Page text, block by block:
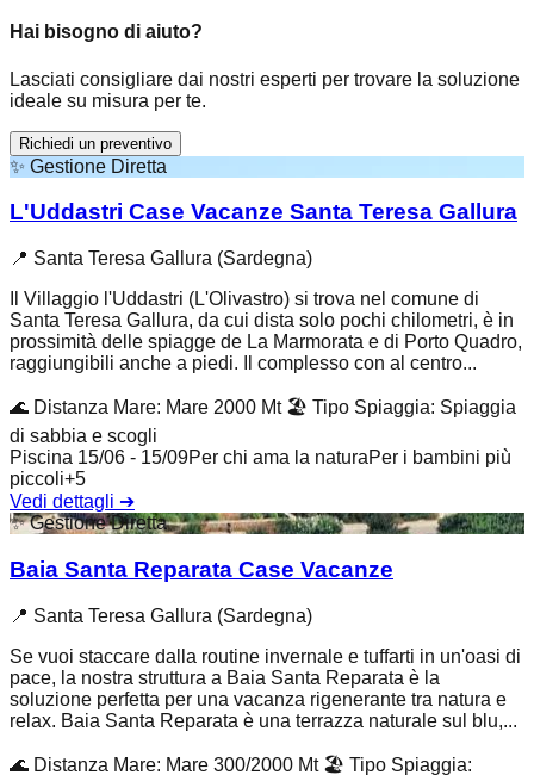
Hai bisogno di aiuto?
Lasciati consigliare dai nostri esperti per trovare la soluzione
ideale su misura per te.
Richiedi un preventivo
✨ Gestione Diretta
L'Uddastri Case Vacanze Santa Teresa Gallura
📍 Santa Teresa Gallura (Sardegna)
Il Villaggio l'Uddastri (L'Olivastro) si trova nel comune di
Santa Teresa Gallura, da cui dista solo pochi chilometri, è in
prossimità delle spiagge de La Marmorata e di Porto Quadro,
raggiungibili anche a piedi. Il complesso con al centro...
🌊 Distanza Mare: Mare 2000 Mt 🏖️ Tipo Spiaggia: Spiaggia
di sabbia e scogli
Piscina 15/06 - 15/09Per chi ama la naturaPer i bambini più
piccoli+5
Vedi dettagli ➔
✨Gestione Diretta
Baia Santa Reparata Case Vacanze
📍 Santa Teresa Gallura (Sardegna)
Se vuoi staccare dalla routine invernale e tuffarti in un'oasi di
pace, la nostra struttura a Baia Santa Reparata è la
soluzione perfetta per una vacanza rigenerante tra natura e
relax. Baia Santa Reparata è una terrazza naturale sul blu,...
🌊 Distanza Mare: Mare 300/2000 Mt 🏖️ Tipo Spiaggia: